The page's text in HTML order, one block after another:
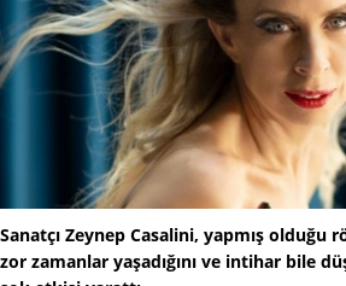
Sanatçı Zeynep Casalini, yapmış olduğu
zor zamanlar yaşadığını ve intihar bile